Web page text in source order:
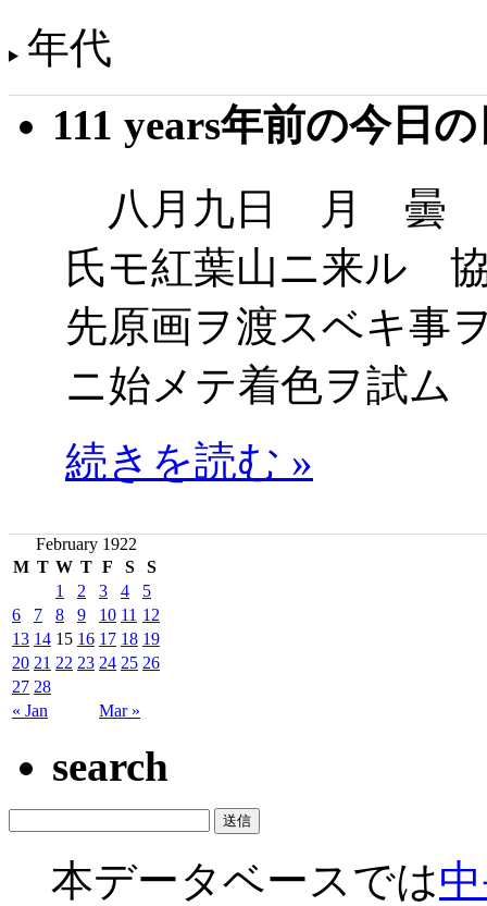
年代
111 years年前の今日
八月九日 月 曇
氏モ紅葉山ニ来ル
先原画ヲ渡スベキ事
ニ始メテ着色ヲ試ム
続きを読む »
February 1922
M T W T F S S
« Jan Mar »
1 2 3 4
5
6
7 8 9 10 11 12
13 14 15 16 17 18 19
20 21 22 23 24 25 26
27 28
search
本データベースでは